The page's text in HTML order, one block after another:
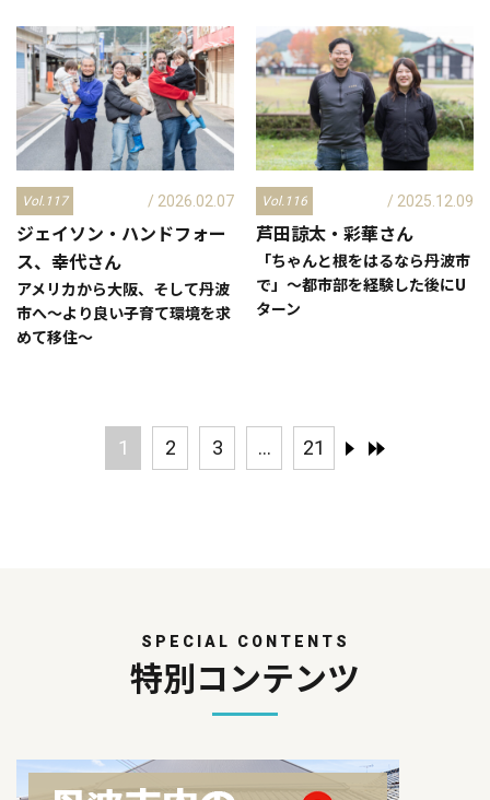
Vol.117
ジェイソン・ハンドフォー
ス、幸代さん
/ 2026.02.07
アメリカから大阪、そして丹波
市へ～より良い子育て環境を求
めて移住～
Vol.116
芦田諒太・彩華さん
/ 2025.12.09
「ちゃんと根をはるなら丹波市
で」～都市部を経験した後にU
ターン
1 2 3 ... 21
SPECIAL CONTENTS
特別コンテンツ